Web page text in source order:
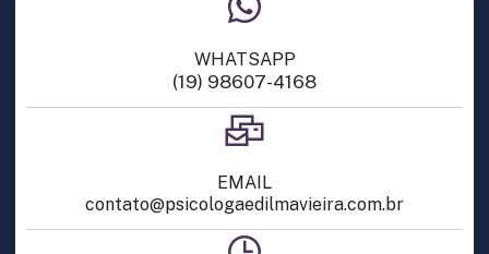
WHATSAPP
(19) 98607-4168
EMAIL
contato@psicologaedilmavieira.com.br